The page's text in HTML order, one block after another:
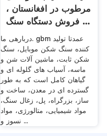
مرطوب در افغانستان ،
فروش دستگاه سنگ ...
دربارهی ما. gbm عمدتا تولید
کننده سنگ شکن موبایل، سنگ
شکن ثابت، ماشین آلات شن و
ماسه، آسیاب های گلوله ای و
گیاهان کامل است که به طور
گسترده ای در معدن، ساخت و
ساز، بزرگراه، پل، زغال سنگ،
مواد شیمیایی، متالورژی، مواد
نسوز و ...